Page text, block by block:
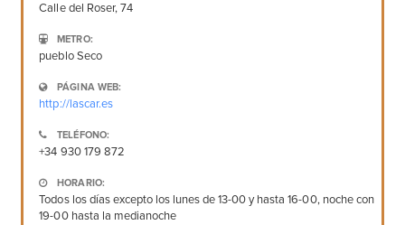
Calle del Roser, 74
METRO:
pueblo Seco
PÁGINA WEB:
http://lascar.es
TELÉFONO:
+34 930 179 872
HORARIO:
Todos los días excepto los lunes de 13-00 y hasta 16-00, noche con
19-00 hasta la medianoche